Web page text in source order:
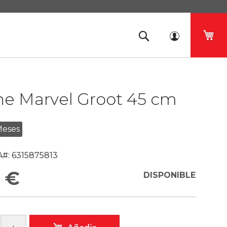
Marvel Groot 45 cm
6315875813
€ DISPONIBLE